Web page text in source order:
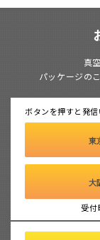
真
パッケージの
ボタンを押すと発信
東
大
受付